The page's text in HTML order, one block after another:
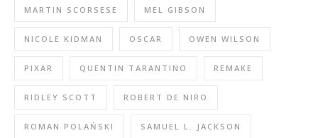
MARTIN SCORSESE MEL GIBSON
NICOLE KIDMAN OSCAR OWEN WILSON
PIXAR QUENTIN TARANTINO REMAKE
RIDLEY SCOTT ROBERT DE NIRO
ROMAN POLAŃSKI SAMUEL L. JACKSON